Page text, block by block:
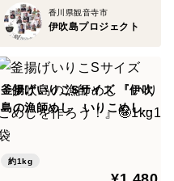
香川県観音寺市
伊吹島プロジェクト
釜揚げいりこSサイズ 『伊吹
島の漁師めし いりこめしを
約1kg